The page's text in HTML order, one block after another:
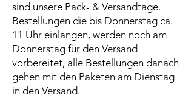
sind unsere Pack- & Versandtage.
Bestellungen die bis Donnerstag ca.
11 Uhr einlangen, werden noch am
Donnerstag für den Versand
vorbereitet, alle Bestellungen danach
gehen mit den Paketen am Dienstag
in den Versand.